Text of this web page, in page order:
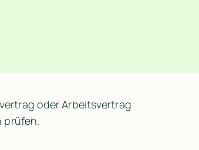
oder Arbeitsvertrag
prüfen.